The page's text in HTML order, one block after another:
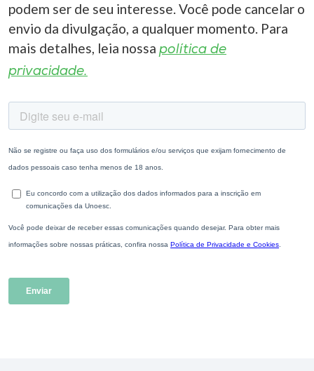
podem ser de seu interesse. Você pode cancelar o
envio da divulgação, a qualquer momento. Para
mais detalhes, leia nossa política de
privacidade.